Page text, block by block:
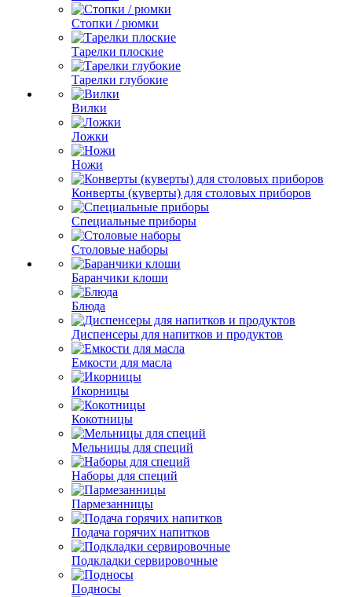
Стопки / рюмки
Тарелки плоские
Тарелки глубокие
Вилки
Ложки
Ножи
Конверты (куверты) для столовых приборов
Специальные приборы
Столовые наборы
Баранчики клоши
Блюда
Диспенсеры для напитков и продуктов
Емкости для масла
Икорницы
Кокотницы
Мельницы для специй
Наборы для специй
Пармезанницы
Подача горячих напитков
Подкладки сервировочные
Подносы